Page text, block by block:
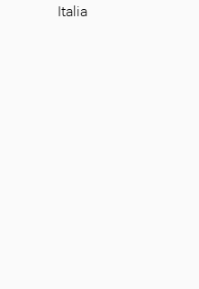
Italia